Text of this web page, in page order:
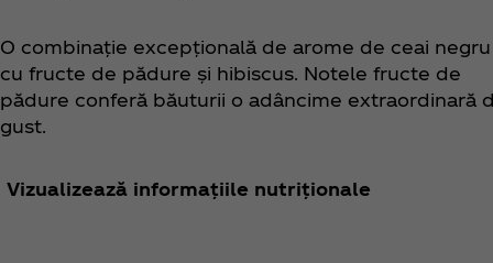
O combinație excepțională de arome de ceai negru
cu fructe de pădure și hibiscus. Notele fructe de
pădure conferă băuturii o adâncime extraordinară
gust.
Vizualizează informațiile nutriționale